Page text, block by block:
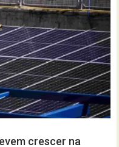
crescer na